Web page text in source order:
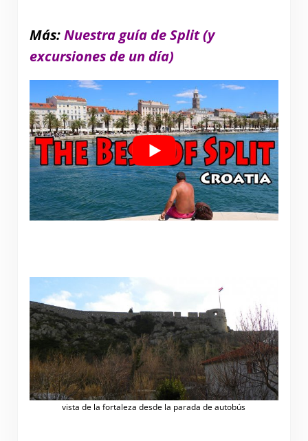
Más:Nuestra guía de Split (y
excursiones de un día)
vista de la fortaleza desde la parada de autobús